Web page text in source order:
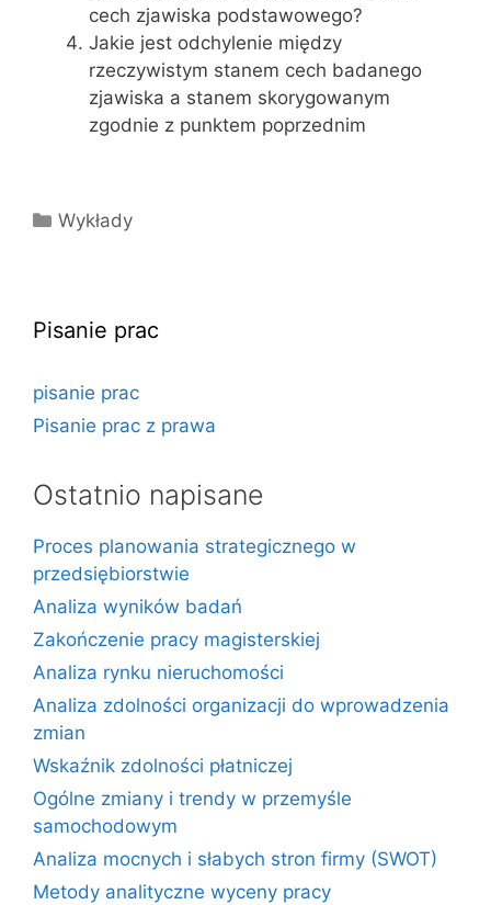
cech zjawiska podstawowego?
Jakie jest odchylenie między
rzeczywistym stanem cech badanego
zjawiska a stanem skorygowanym
zgodnie z punktem poprzednim
Kategorie
Wykłady
Pisanie prac
pisanie prac
Pisanie prac z prawa
Ostatnio napisane
Proces planowania strategicznego w
przedsiębiorstwie
Analiza wyników badań
Zakończenie pracy magisterskiej
Analiza rynku nieruchomości
Analiza zdolności organizacji do wprowadzenia
zmian
Wskaźnik zdolności płatniczej
Ogólne zmiany i trendy w przemyśle
samochodowym
Analiza mocnych i słabych stron firmy (SWOT)
Metody analityczne wyceny pracy